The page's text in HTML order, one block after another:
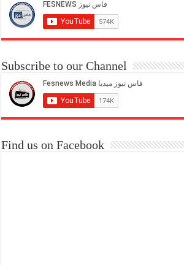
Subscribe to our Channel
Find us on Facebook